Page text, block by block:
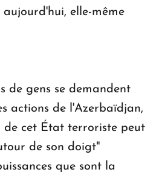
elle-même
de gens se demandent
actions de l'Azerbaïdjan,
de cet État terroriste peut
de son doigt"
que sont la